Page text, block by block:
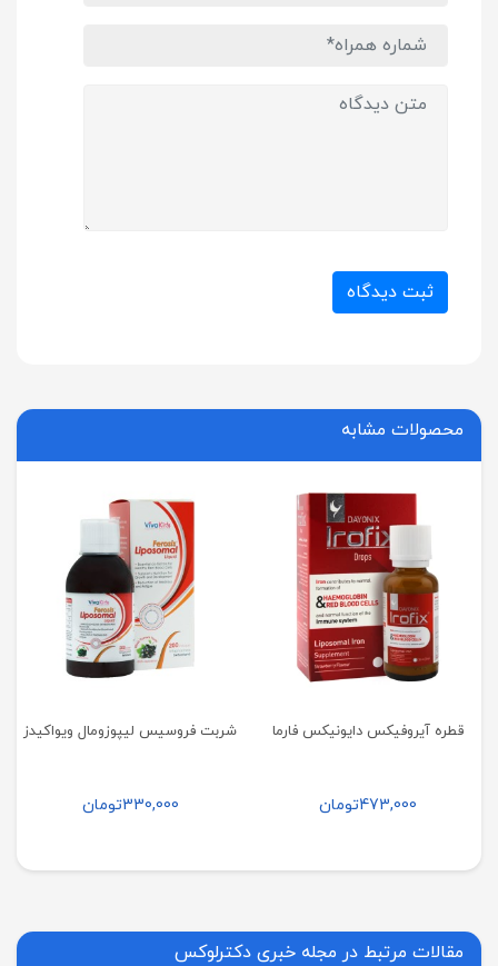
ثبت دیدگاه
محصولات مشابه
قطره آیروفیکس دایونیکس فارما
473,000تومان
شربت فروسیس لیپوزومال ویواکیدز
330,000تومان
مقالات مرتبط در مجله خبری دکترلوکس